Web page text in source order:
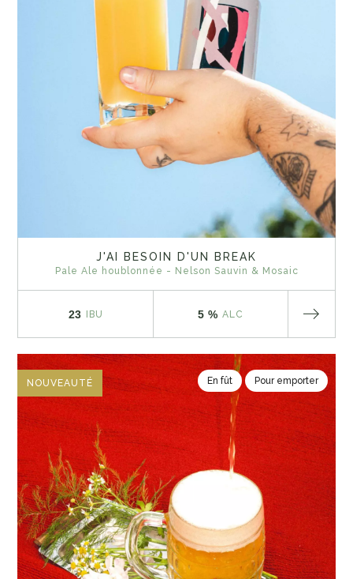
J'AI BESOIN D'UN BREAK
Pale Ale houblonnée - Nelson Sauvin & Mosaic
23 IBU 5 % ALC
NOUVEAUTÉ En fût Pour emporter